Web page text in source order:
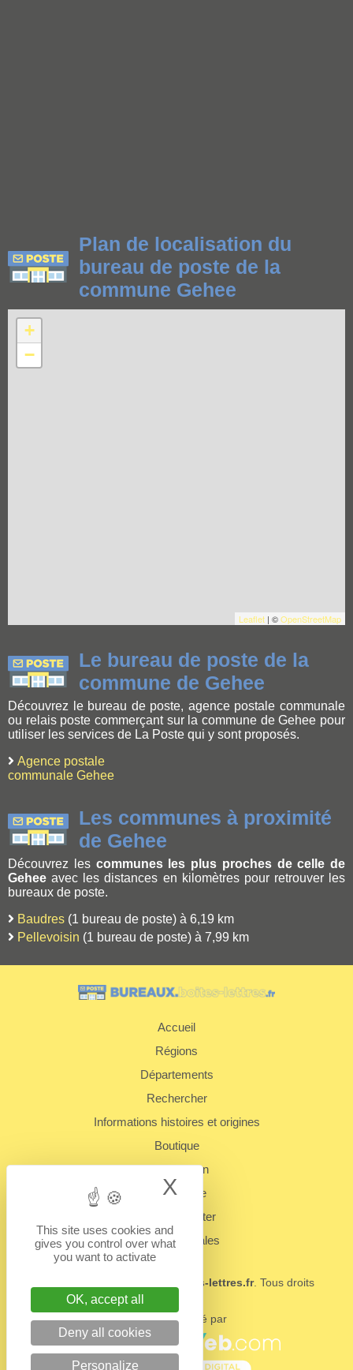
Plan de localisation du
bureau de poste de la
commune Gehee
+
−
Leaflet | ©OpenStreetMap
Le bureau de poste de la
commune de Gehee
Découvrez le bureau de poste, agence postale communale
ou relais poste commerçant sur la commune de Gehee pour
utiliser les services de La Poste qui y sont proposés.
Agence postale
communale Gehee
Les communes à proximité
de Gehee
Découvrez les communes les plus proches de celle de
Gehee avec les distances en kilomètres pour retrouver les
bureaux de poste.
Baudres (1 bureau de poste) à 6,19 km
Pellevoisin (1 bureau de poste) à 7,99 km
Accueil
Régions
Départements
Rechercher
Informations histoires et origines
Boutique
Présentation
Plan du site
Nous contacter
Mentions légales
BUREAUX.boites-lettres.fr. Tous droits
Un service édité par
This site uses cookies and
gives you control over what
you want to activate
OK, accept all
Deny all cookies
Personalize
X Hide cookie